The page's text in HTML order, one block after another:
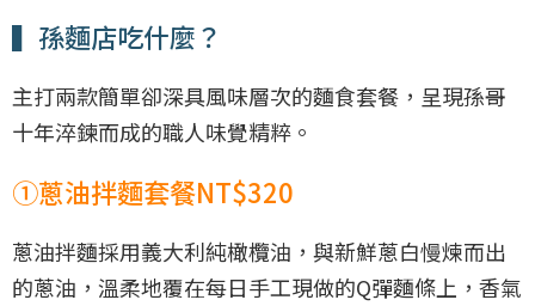
▍孫麵店吃什麼？
主打兩款簡單卻深具風味層次的麵食套餐，呈現孫哥
十年淬鍊而成的職人味覺精粹。
①蔥油拌麵套餐NT$320
蔥油拌麵採用義大利純橄欖油，與新鮮蔥白慢煉而出
的蔥油，溫柔地覆在每日手工現做的Q彈麵條上，香氣